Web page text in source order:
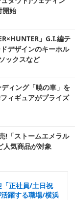
開始
」G.I.編テ
デザインのキーホル
ックスなど
ディング「暁の車」を
ィギュアがプライズ
!「ストームエメラル
人気商品が対象
「正社員/土日祝
躍する職場/横浜